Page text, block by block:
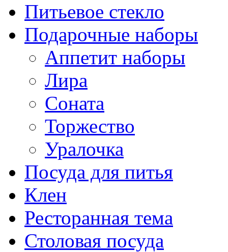
Питьевое стекло
Подарочные наборы
Аппетит наборы
Лира
Соната
Торжество
Уралочка
Посуда для питья
Клен
Ресторанная тема
Столовая посуда